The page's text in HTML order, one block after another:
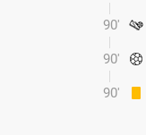
90'
90'
90'